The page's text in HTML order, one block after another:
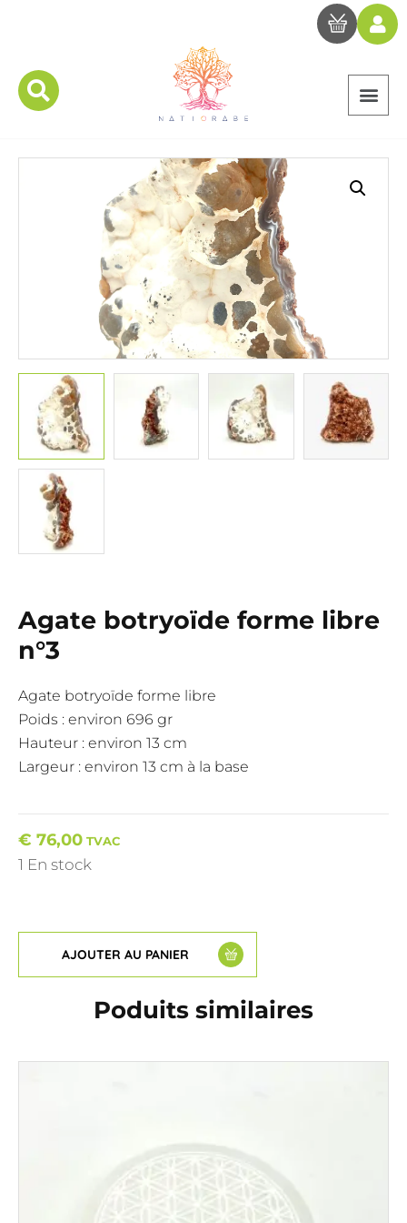
Agate botryoïde forme libre
n°3
Agate botryoïde forme libre
Poids : environ 696 gr
Hauteur : environ 13 cm
Largeur : environ 13 cm à la base
€ 76,00 TVAC
1 En stock
AJOUTER AU PANIER
Poduits similaires